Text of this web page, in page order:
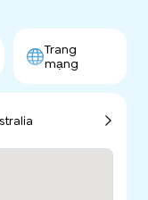
Trang
mạng